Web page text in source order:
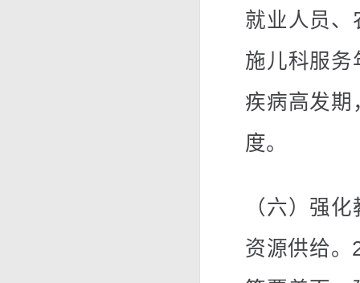
就业人员、
施儿科服务
疾病高发期
度。
（六）强
资源供给。